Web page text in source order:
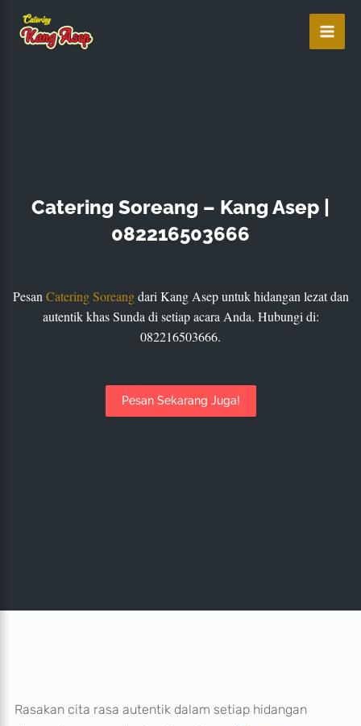
konten
Catering Soreang – Kang Asep |
082216503666
Pesan Catering Soreangdari Kang Asep untuk hidangan lezat dan
autentik khas Sunda di setiap acara Anda. Hubungi di:
082216503666.
Pesan Sekarang Juga!
Rasakan cita rasa autentik dalam setiap hidangan